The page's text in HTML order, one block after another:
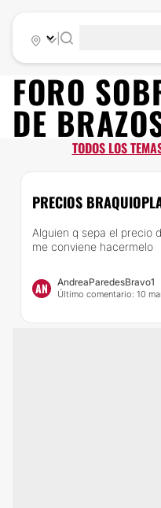
|
FORO
DE
TODOS LOS
PRECIOS
Alguien q sepa el precio
me conviene hacermelo
AN AndreaParedesBravo1
Último comentario: 10